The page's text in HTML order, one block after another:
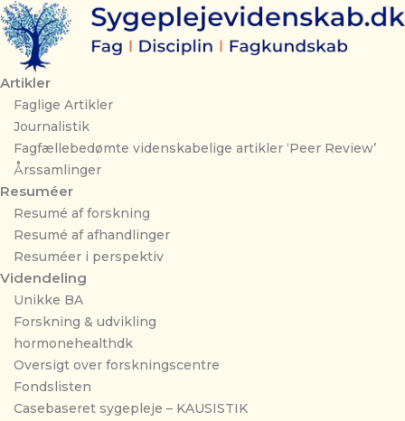
Gå
til
indholdet
Artikler
Faglige Artikler
Journalistik
Fagfællebedømte videnskabelige artikler ‘Peer Review’
Årssamlinger
Resuméer
Resumé af forskning
Resumé af afhandlinger
Resuméer i perspektiv
Videndeling
Unikke BA
Forskning & udvikling
hormonehealthdk
Oversigt over forskningscentre
Fondslisten
Casebaseret sygepleje – KAUSISTIK